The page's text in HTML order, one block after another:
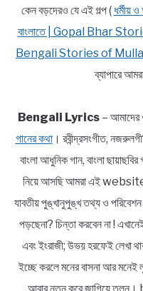
কেন বড়দেরও যে এই গল্প ( ধর্মীয়
বাংলাতে | Gopal Bhar
Bengali Stories of
ব্যাপারে
Bengali Lyrics – আমাদের
গানের কথা। রবীন্দ্রসংগীত,
বাংলা আধুনিক গান, বাংলা
নিয়ে আসছি আমরা এই website এ
যাবতীয় পুঙ্খানুপুঙ্খ তথ্য ও
পড়ছেনা? চিন্তা করবেন না !
এবং ইংরাজী; উভয় হরফেই লেখা
ইচ্ছে করলে মনের বাসনা আর মনেই